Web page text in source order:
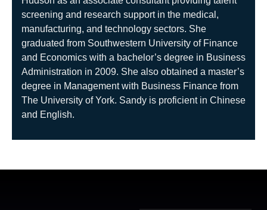
screening and research support in the medical,
manufacturing, and technology sectors. She
graduated from Southwestern University of Finance
and Economics with a bachelor’s degree in Business
Administration in 2009. She also obtained a master’s
degree in Management with Business Finance from
The University of York. Sandy is proficient in Chinese
and English.